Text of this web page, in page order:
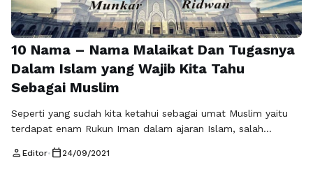
10 Nama – Nama Malaikat Dan Tugasnya
Dalam Islam yang Wajib Kita Tahu
Sebagai Muslim
Seperti yang sudah kita ketahui sebagai umat Muslim yaitu
terdapat enam Rukun Iman dalam ajaran Islam, salah
malaikat – malaikat Allah SWT. Iman kepada Malaikat adalah
person Editor• calendar_today 24/09/2021